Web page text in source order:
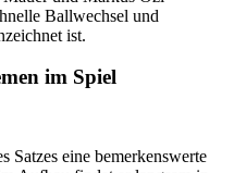
Ballwechsel und
ist.
im Spiel
Satzes eine bemerkenswerte